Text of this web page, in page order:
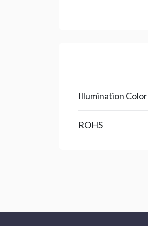
Illumination Color
ROHS